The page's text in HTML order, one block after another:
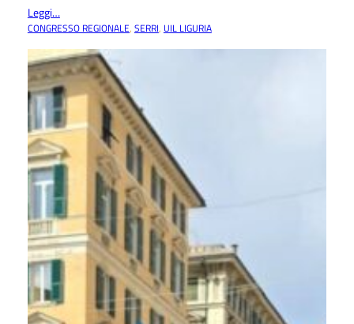
Leggi…
CONGRESSO REGIONALE, SERRI, UIL LIGURIA